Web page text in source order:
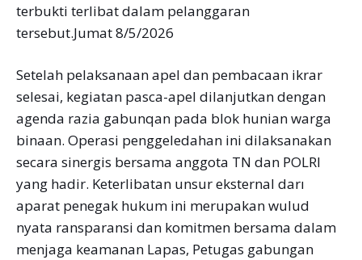
terbukti terlibat dalam pelanggaran
tersebut.Jumat 8/5/2026
Setelah pelaksanaan apel dan pembacaan ikrar
selesai, kegiatan pasca-apel dilanjutkan dengan
agenda razia gabunqan pada blok hunian warga
binaan. Operasi penggeledahan ini dilaksanakan
secara sinergis bersama anggota TN dan POLRI
yang hadir. Keterlibatan unsur eksternal darı
aparat penegak hukum ini merupakan wulud
nyata ransparansi dan komitmen bersama dalam
menjaga keamanan Lapas, Petugas gabungan